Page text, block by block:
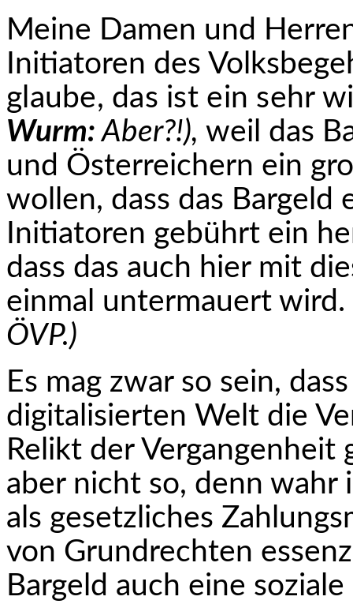
Meine Damen und
Initiatoren des
glaube, das ist ein sehr
Wurm: Aber?!), weil das
und Österreichern ein
wollen, dass das
Initiatoren gebührt ein
dass das auch hier mit
einmal untermauert wird.
ÖVP.)
Es mag zwar so sein,
digitalisierten Welt die
Relikt der
aber nicht so, denn wahr
als gesetzliches
von Grundrechten
Bargeld auch eine